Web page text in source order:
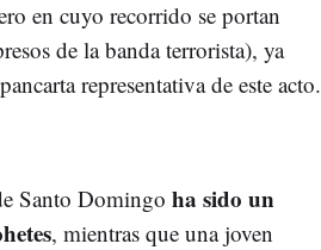
en cuyo recorrido se portan
de la banda terrorista), ya
representativa de este acto.
Santo Domingo ha sido un
, mientras que una joven